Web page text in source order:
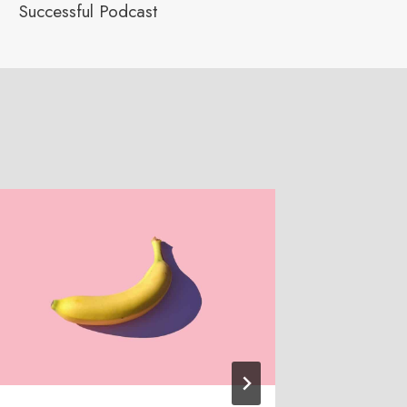
Successful Podcast